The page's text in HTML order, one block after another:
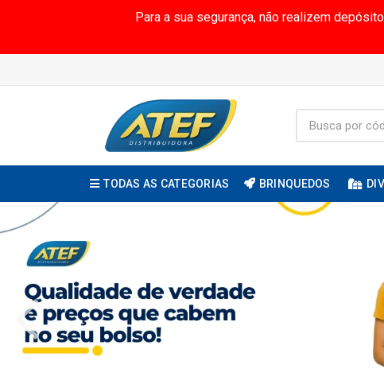
Para a sua segurança, não realizem
TODAS AS CATEGORIAS BRINQUEDOS